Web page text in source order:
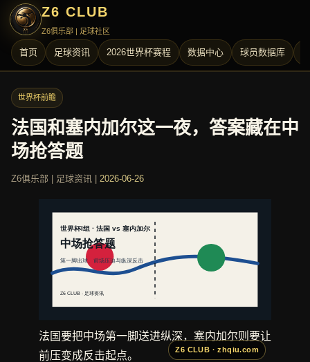
Z6 CLUB
Z6俱乐部 | 足球社区
首页 足球资讯 2026世界杯赛程 数据中心 球员数据库
世界杯前瞻
法国和塞内加尔这一夜，答案藏在中
场抢答题
Z6俱乐部 | 足球资讯 | 2026-06-26
法国要把中场第一脚送进纵深，塞内加尔则要让
前压变成反击起点。